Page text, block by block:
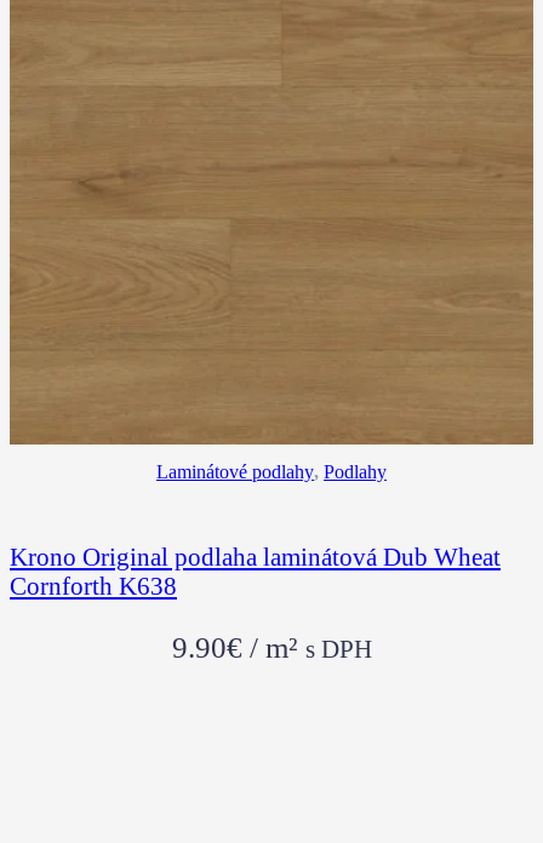
Laminátové podlahy, Podlahy
Krono Original podlaha laminátová Dub Wheat
Cornforth K638
9.90€ / m² s DPH